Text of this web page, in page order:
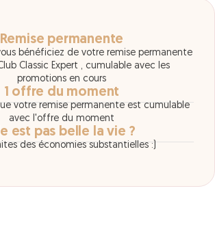
Remise permanente
bénéficiez de votre remise permanente
Classic Expert , cumulable avec les
promotions en cours
1 offre du moment
votre remise permanente est cumulable
avec l'offre du moment
est pas belle la vie ?
des économies substantielles :)